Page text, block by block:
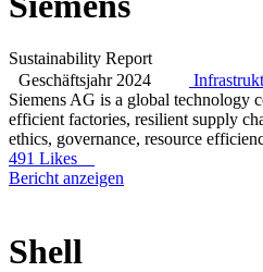
Sustainability Report
Geschäftsjahr 2024
Siemens AG is a global technology
efficient factories, resilient supply
ethics, governance, resource
491 Likes
Bericht anzeigen
Shell